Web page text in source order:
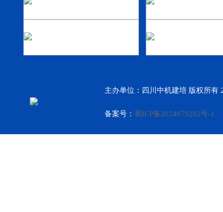
主办单位：四川中机建培 版权所有
备案号： 蜀ICP备2024079202号-1